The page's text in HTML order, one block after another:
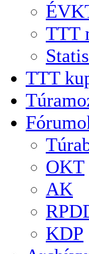
TTT
TTT
OKT
AK
KDP